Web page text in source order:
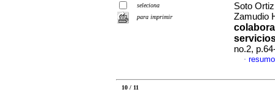
seleciona
para imprimir
Soto
Zamudio
no.2,
·
10 / 11